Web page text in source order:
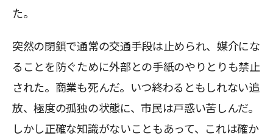
た。
突然の閉鎖で通常の交通手段は止められ、媒介にな
ることを防ぐために外部との手紙のやりとりも禁止
された。商業も死んだ。いつ終わるともしれない追
放、極度の孤独の状態に、市民は戸惑い苦しんだ。
しかし正確な知識がないこともあって、これは確か